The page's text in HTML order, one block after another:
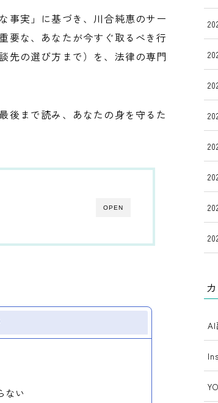
事実」に基づき、川合純惠のサー
要な、あなたが今すぐ取るべき行
先の選び方まで）を、法律の専門
後まで読み、あなたの身を守るた
OPEN
ない